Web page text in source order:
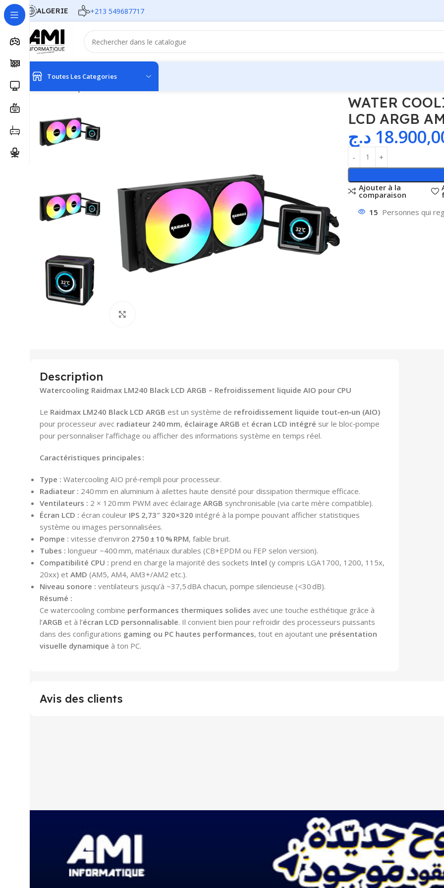
ALGERIE +213 549687717
Toutes Les Categories
WATER
LCD ARGB
د.ج
Ajouter à la
comparaison
15 Personnes qui
Description
Watercooling Raidmax LM240 Black LCD ARGB – Refroidissement liquide AIO pour CPU
Le Raidmax LM240 Black LCD ARGB est un système de refroidissement liquide tout‑en‑un (AIO)
pour processeur avec radiateur 240 mm, éclairage ARGB et écran LCD intégré sur le bloc‑pompe
pour personnaliser l’affichage ou afficher des informations système en temps réel.
Caractéristiques principales :
Type : Watercooling AIO pré‑rempli pour processeur.
Radiateur : 240 mm en aluminium à ailettes haute densité pour dissipation thermique efficace.
Ventilateurs : 2 × 120 mm PWM avec éclairage ARGB synchronisable (via carte mère compatible).
Écran LCD : écran couleur IPS 2,73″ 320×320 intégré à la pompe pouvant afficher statistiques
système ou images personnalisées.
Pompe : vitesse d’environ 2750 ± 10 % RPM, faible bruit.
Tubes : longueur ~400 mm, matériaux durables (CB+EPDM ou FEP selon version).
Compatibilité CPU : prend en charge la majorité des sockets Intel (y compris LGA 1700, 1200, 115x,
20xx) et AMD (AM5, AM4, AM3+/AM2 etc.).
Niveau sonore : ventilateurs jusqu’à ~37,5 dBA chacun, pompe silencieuse (<30 dB).
Résumé :
Ce watercooling combine performances thermiques solides avec une touche esthétique grâce à
l’ARGB et à l’écran LCD personnalisable. Il convient bien pour refroidir des processeurs puissants
dans des configurations gaming ou PC hautes performances, tout en ajoutant une présentation
visuelle dynamique à ton PC.
Avis des clients